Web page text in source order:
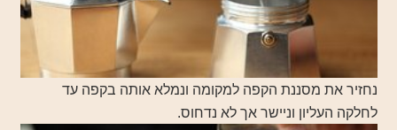
נחזיר את מסננת הקפה למקומה ונמלא אותה בקפה עד
לחלקה העליון וניישר אך לא נדחוס.